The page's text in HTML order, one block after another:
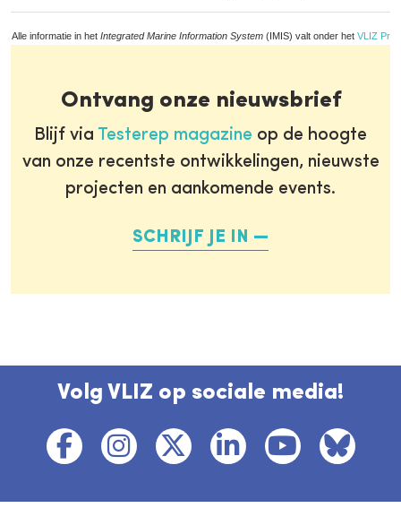
Alle informatie in het Integrated Marine Information System (IMIS) valt onder het VLIZ
Ontvang onze nieuwsbrief
Blijf via Testerep magazine op de hoogte
van onze recentste ontwikkelingen, nieuwste
projecten en aankomende events.
SCHRIJF JE IN
Volg VLIZ op sociale media!